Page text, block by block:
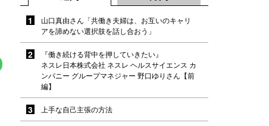
山口真由さん「共働き夫婦は、お互いのキャリ
アを諦めない選択肢を話し合おう」
『働き続ける背中を押していきたい』
ネスレ日本株式会社 ネスレ ヘルスサイエンス カ
ンパニー グループマネジャー 野口ゆりさん【前
編】
上手な自己主張の方法